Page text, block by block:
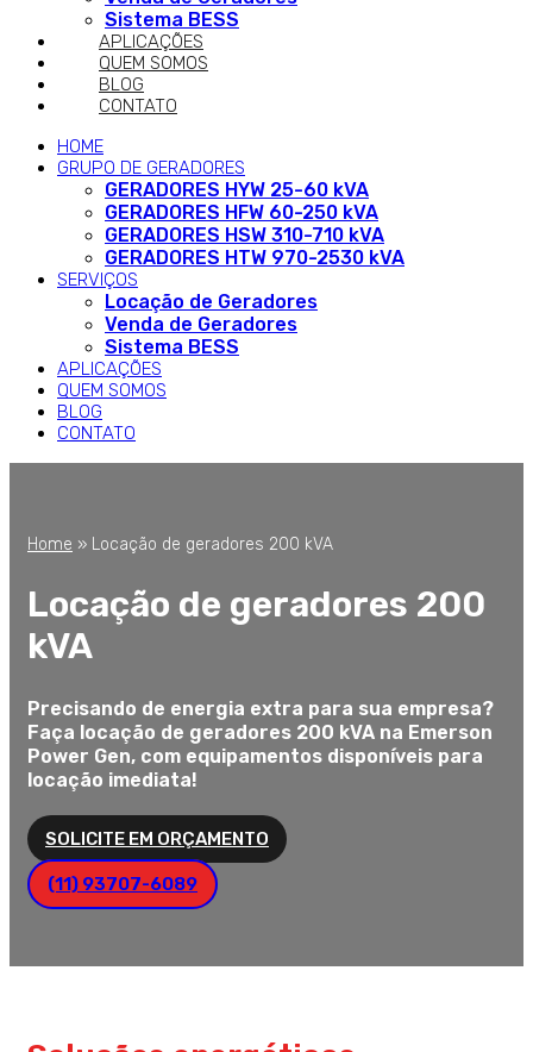
Sistema BESS
APLICAÇÕES
QUEM SOMOS
BLOG
CONTATO
HOME
GRUPO DE GERADORES
GERADORES HYW 25-60 kVA
GERADORES HFW 60-250 kVA
GERADORES HSW 310-710 kVA
GERADORES HTW 970-2530 kVA
SERVIÇOS
Locação de Geradores
Venda de Geradores
Sistema BESS
APLICAÇÕES
QUEM SOMOS
BLOG
CONTATO
Home » Locação de geradores 200 kVA
Locação de geradores 200
kVA
Precisando de energia extra para sua empresa?
Faça locação de geradores 200 kVA na Emerson
Power Gen, com equipamentos disponíveis para
locação imediata!
SOLICITE EM ORÇAMENTO
(11) 93707-6089